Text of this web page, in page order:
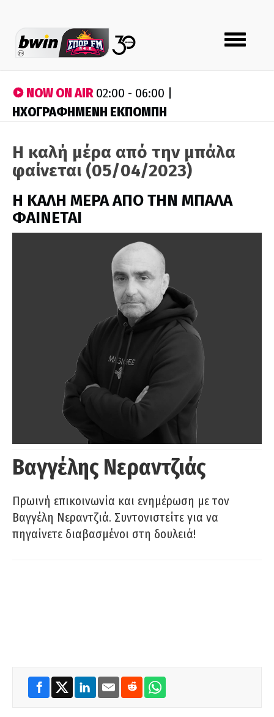
Toggle
navigation
NOW ON AIR02:00 - 06:00 |
ΗΧΟΓΡΑΦΗΜΕΝΗ ΕΚΠΟΜΠΗ
Η καλή μέρα από την μπάλα
φαίνεται (05/04/2023)
H ΚΑΛΗ ΜΕΡΑ ΑΠΟ ΤΗΝ ΜΠΑΛΑ
ΦΑΙΝΕΤΑΙ
Βαγγέλης Νεραντζιάς
Πρωινή επικοινωνία και ενημέρωση με τον
Βαγγέλη Νεραντζιά. Συντονιστείτε για να
πηγαίνετε διαβασμένοι στη δουλειά!